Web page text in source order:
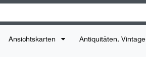
Ansichtskarten Antiquitäten, Vintage